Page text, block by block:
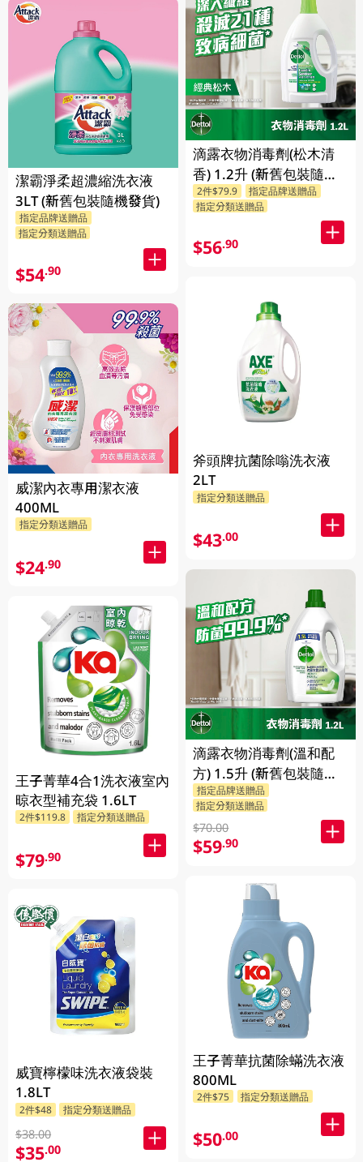
潔霸淨柔超濃縮洗衣液
3LT (新舊包裝隨機發貨)
指定品牌送贈品
指定分類送贈品
$54.90
威潔內衣專用潔衣液
400ML
指定分類送贈品
$24.90
王子菁華4合1洗衣液室內
晾衣型補充袋 1.6LT
2件$119.8 指定分類送贈品
$79.90
威寶檸檬味洗衣液袋裝
1.8LT
2件$48 指定分類送贈品
$38.00
$35.00
滴露衣物消毒劑(松木清
香) 1.2升 (新舊包裝隨機
發送)
2件$79.9
指定品牌送贈品
指定分類送贈品
$56.90
斧頭牌抗菌除嗡洗衣液
2LT
指定分類送贈品
$43.00
滴露衣物消毒劑(溫和配
方) 1.5升 (新舊包裝隨機
發送)
指定品牌送贈品
指定分類送贈品
$70.00
$59.90
王子菁華抗菌除蟎洗衣液
800ML
2件$75 指定分類送贈品
$50.00